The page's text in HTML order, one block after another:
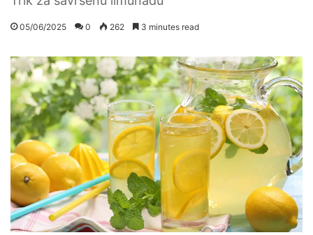
05/06/2025 0 262 3 minutes read